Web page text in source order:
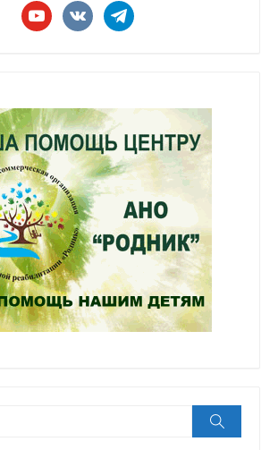
youtubevkontaktetelegram